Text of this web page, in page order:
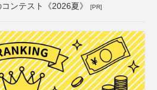
ンテスト《2026夏》 [PR]